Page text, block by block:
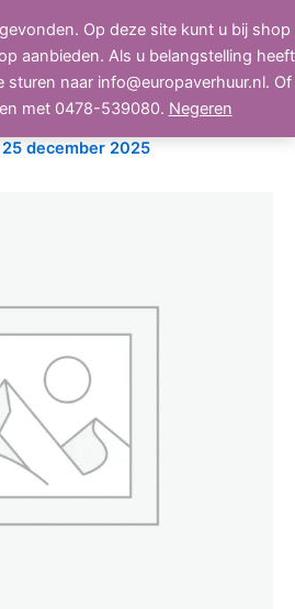
Op deze site kunt u bij shop
aanbieden. Als u belangstelling heeft
sturen naar info@europaverhuur.nl. Of
met 0478-539080. Negeren
LICHT
M15 PA
25 december 2025